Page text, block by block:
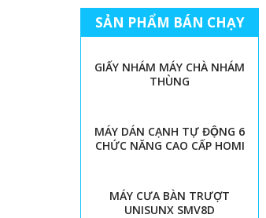
SẢN PHẨM BÁN CHẠY
GIẤY NHÁM MÁY CHÀ NHÁM
THÙNG
MÁY DÁN CẠNH TỰ ĐỘNG 6
CHỨC NĂNG CAO CẤP HOMI
MÁY CƯA BÀN TRƯỢT
UNISUNX SMV8D